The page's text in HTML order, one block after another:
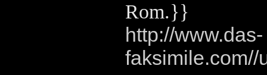
Rom.}}
http://www.das-
faksimile.com//